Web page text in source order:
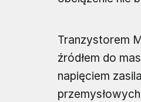
Tranzystorem
źródłem do
napięciem